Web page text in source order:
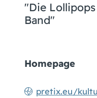
"Die
Band"
Homepage
pretix.eu/